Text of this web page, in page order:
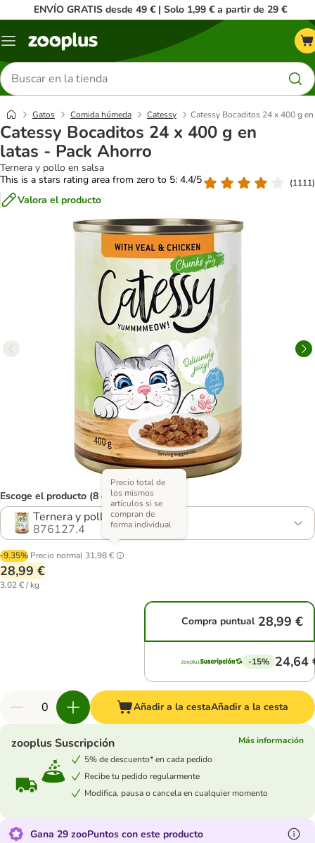
ENVÍO GRATIS desde 49 € | Solo 1,99 € a partir de 29 €
Menú
Buscar
productos
Gatos Comida húmeda Catessy Catessy Bocaditos 24 x 400 g
Catessy Bocaditos 24 x 400 g en
latas - Pack Ahorro
Ternera y pollo en salsa
This is a stars rating area from zero to 5: 4.4/5
(1111)
Valora el producto
Escoge el producto (8 opciones)
Ternera y pollo en salsa
876127.4
-9.35% Precio normal 31,98 €
Precio total de
los mismos
artículos si se
compran de
forma individual
28,99 €
3,02 € / kg
Compra puntual 28,99 €
-15% 24,64
Añadir a la cestaAñadir a la cesta
zooplus Suscripción
Más información
5% de descuento* en cada pedido
Recibe tu pedido regularmente
Modifica, pausa o cancela en cualquier momento
Gana 29 zooPuntos con este producto